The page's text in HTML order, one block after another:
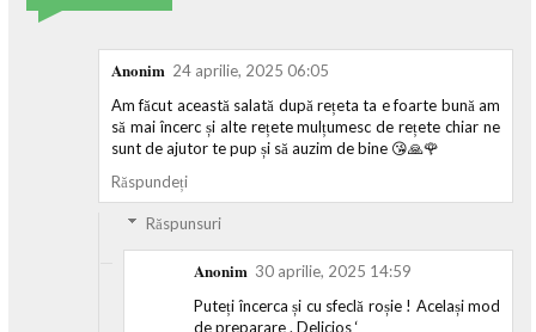
Anonim 24 aprilie, 2025 06:05
Am făcut această salată după rețeta ta e foarte bună am
să mai încerc și alte rețete mulțumesc de rețete chiar ne
sunt de ajutor te pup și să auzim de bine 😘🙏🌹
Răspundeți
Răspunsuri
Anonim 30 aprilie, 2025 14:59
Puteți încerca și cu sfeclă roșie ! Același mod
de preparare . Delicios ‘